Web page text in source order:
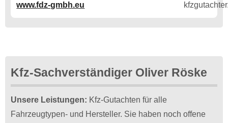
www.fdz-gmbh.eu
Kfz-Sachverständiger Oliver Röske
Unsere Leistungen: Kfz-Gutachten für alle
Fahrzeugtypen- und Hersteller. Sie haben noch offene